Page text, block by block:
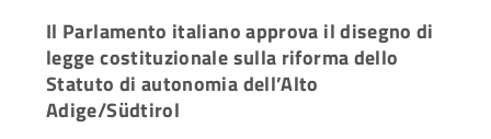
Il Parlamento italiano approva il disegno di
legge costituzionale sulla riforma dello
Statuto di autonomia dell’Alto
Adige/Südtirol